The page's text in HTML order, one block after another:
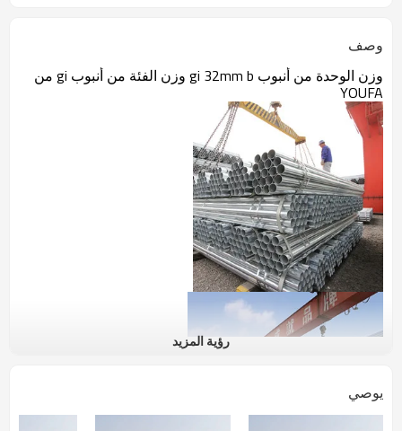
وصف
وزن الوحدة من أنبوب gi 32mm b وزن الفئة من أنبوب gi من
YOUFA
رؤية المزيد
يوصي